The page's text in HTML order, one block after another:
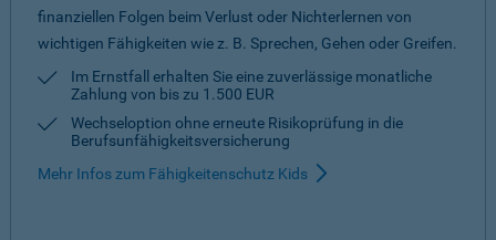
finanziellen Folgen beim Verlust oder Nichterlernen von
wichtigen Fähigkeiten wie z. B. Sprechen, Gehen oder Greifen.
Im Ernstfall erhalten Sie eine zuverlässige monatliche
Zahlung von bis zu 1.500 EUR
Wechseloption ohne erneute Risiko­prüfung in die
Berufsunfähigkeitsversicherung
Mehr Infos zum Fähigkeitenschutz Kids